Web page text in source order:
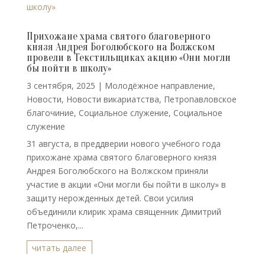
Прихожане храма святого благоверного
князя Андрея Боголюбского на Волжском
провели в Текстильщиках акцию «Они могли
бы пойти в школу»
3 сентября, 2025 | Молодёжное направление,
Новости, Новости викариатства, Петропавловское
благочиние, Социальное служение, Социальное
служение
31 августа, в преддверии нового учебного года
прихожане храма святого благоверного князя
Андрея Боголюбского на Волжском приняли
участие в акции «Они могли бы пойти в школу» в
защиту нерожденных детей. Свои усилия
объединили клирик храма священник Димитрий
Петроченко,...
читать далее